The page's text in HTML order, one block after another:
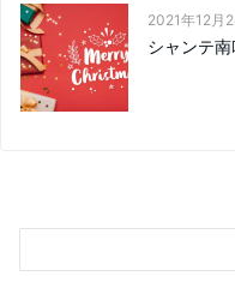
2021年12月
シャンテ